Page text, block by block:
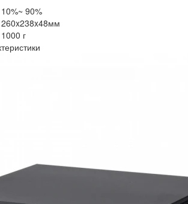
10%~ 90%
260x238x48мм
1000 г